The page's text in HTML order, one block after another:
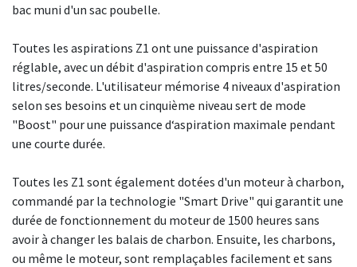
bac muni d'un sac poubelle.
Toutes les aspirations Z1 ont une puissance d'aspiration
réglable, avec un débit d'aspiration compris entre 15 et 50
litres/seconde. L'utilisateur mémorise 4 niveaux d'aspiration
selon ses besoins et un cinquième niveau sert de mode
"Boost" pour une puissance d‘aspiration maximale pendant
une courte durée.
Toutes les Z1 sont également dotées d'un moteur à charbon,
commandé par la technologie "Smart Drive" qui garantit une
durée de fonctionnement du moteur de 1500 heures sans
avoir à changer les balais de charbon. Ensuite, les charbons,
ou même le moteur, sont remplaçables facilement et sans